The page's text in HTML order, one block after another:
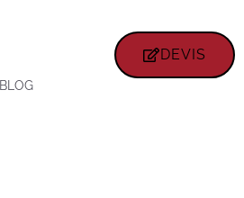
BLOG
DEVIS